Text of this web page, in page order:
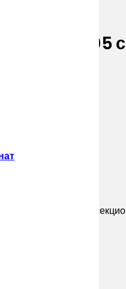
RAL 5005
новый тренд
покрытием.
вкладыша: